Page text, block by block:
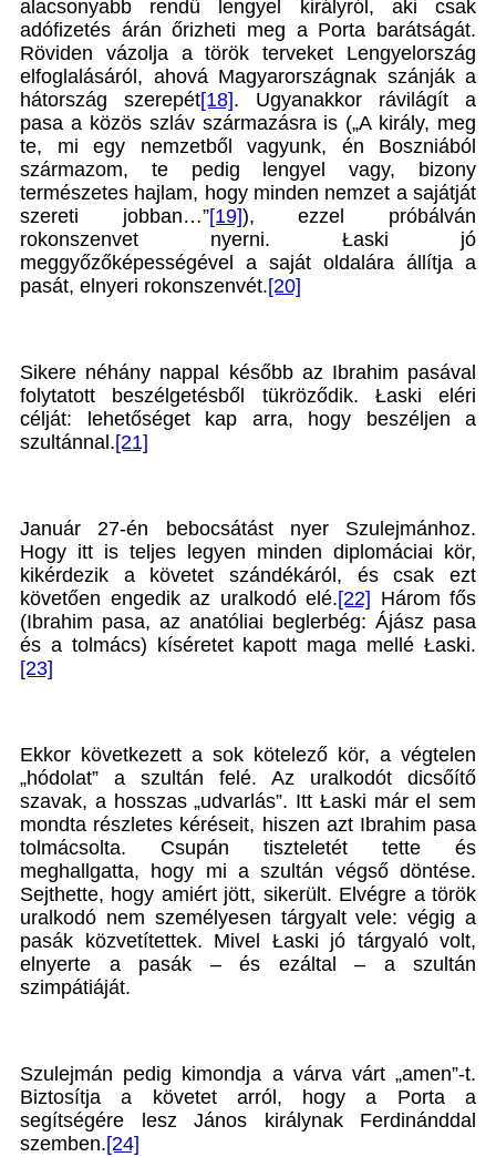
alacsonyabb rendű lengyel királyról, aki csak
adófizetés árán őrizheti meg a Porta barátságát.
Röviden vázolja a török terveket Lengyelország
elfoglalásáról, ahová Magyarországnak szánják a
hátország szerepét[18]. Ugyanakkor rávilágít a
pasa a közös szláv származásra is („A király, meg
te, mi egy nemzetből vagyunk, én Boszniából
származom, te pedig lengyel vagy, bizony
természetes hajlam, hogy minden nemzet a sajátját
szereti jobban…”[19]), ezzel próbálván
rokonszenvet nyerni. Łaski jó
meggyőzőképességével a saját oldalára állítja a
pasát, elnyeri rokonszenvét.[20]
Sikere néhány nappal később az Ibrahim pasával
folytatott beszélgetésből tükröződik. Łaski eléri
célját: lehetőséget kap arra, hogy beszéljen a
szultánnal.[21]
Január 27-én bebocsátást nyer Szulejmánhoz.
Hogy itt is teljes legyen minden diplomáciai kör,
kikérdezik a követet szándékáról, és csak ezt
követően engedik az uralkodó elé.[22] Három fős
(Ibrahim pasa, az anatóliai beglerbég: Ájász pasa
és a tolmács) kíséretet kapott maga mellé Łaski.
[23]
Ekkor következett a sok kötelező kör, a végtelen
„hódolat” a szultán felé. Az uralkodót dicsőítő
szavak, a hosszas „udvarlás”. Itt Łaski már el sem
mondta részletes kéréseit, hiszen azt Ibrahim pasa
tolmácsolta. Csupán tiszteletét tette és
meghallgatta, hogy mi a szultán végső döntése.
Sejthette, hogy amiért jött, sikerült. Elvégre a török
uralkodó nem személyesen tárgyalt vele: végig a
pasák közvetítettek. Mivel Łaski jó tárgyaló volt,
elnyerte a pasák – és ezáltal – a szultán
szimpátiáját.
Szulejmán pedig kimondja a várva várt „amen”-t.
Biztosítja a követet arról, hogy a Porta a
segítségére lesz János királynak Ferdinánddal
szemben.[24]